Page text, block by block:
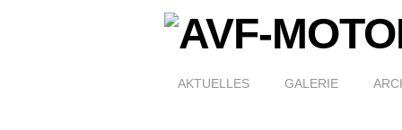
AKTUELLES GALERIE